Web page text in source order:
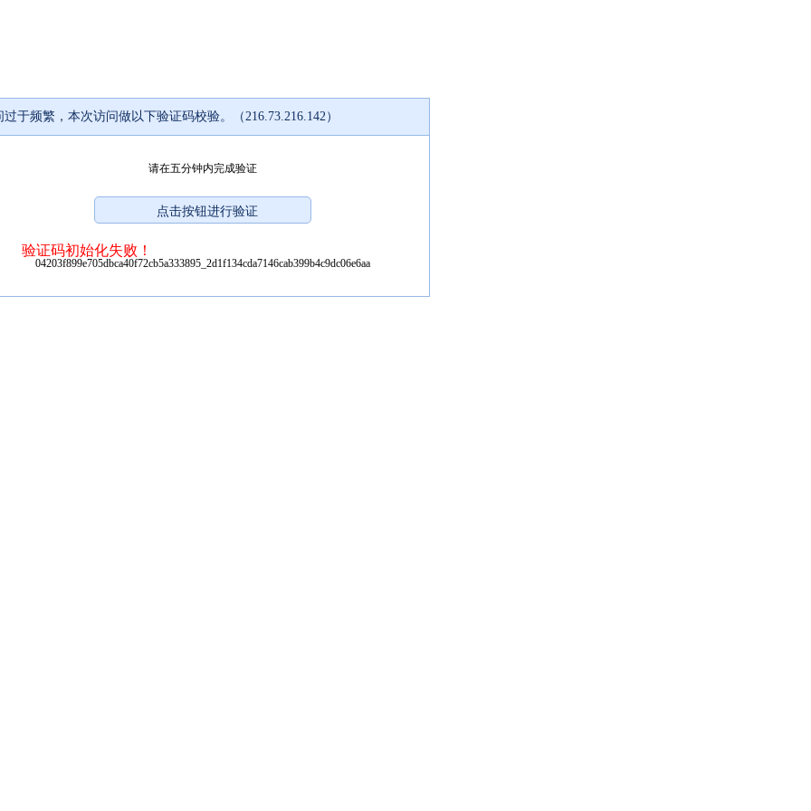
过于频繁，本次访问做以下验证码校验。（216.73.216.142）
请在五分钟内完成验证
验证码初始化失败！
04203f899e705dbca40f72cb5a333895_2d1f134cda7146cab399b4c9dc06e6aa